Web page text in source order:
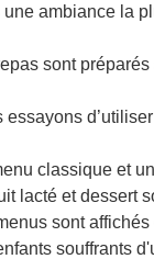
une ambiance la
sont
essayons
classique et
lacté et dessert
sont
souffrants